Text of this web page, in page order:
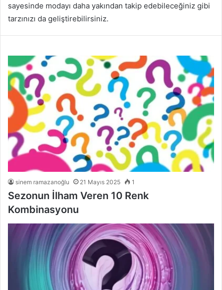
sayesinde modayı daha yakından takip edebileceğiniz gibi
tarzınızı da geliştirebilirsiniz.
sinem ramazanoğlu 21 Mayıs 2025 1
Sezonun İlham Veren 10 Renk
Kombinasyonu